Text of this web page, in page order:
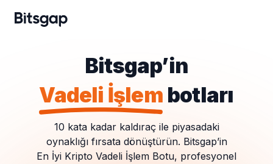
Bitsgap’in
Vadeli İşlem botları
10 kata kadar kaldıraç ile piyasadaki
oynaklığı fırsata dönüştürün. Bitsgap’in
En İyi Kripto Vadeli İşlem Botu, profesyonel